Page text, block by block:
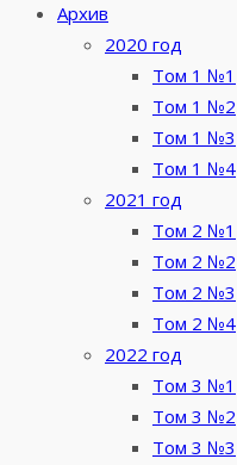
Архив
2020 год
Том 1 №1
Том 1 №2
Том 1 №3
Том 1 №4
2021 год
Том 2 №1
Том 2 №2
Том 2 №3
Том 2 №4
2022 год
Том 3 №1
Том 3 №2
Том 3 №3